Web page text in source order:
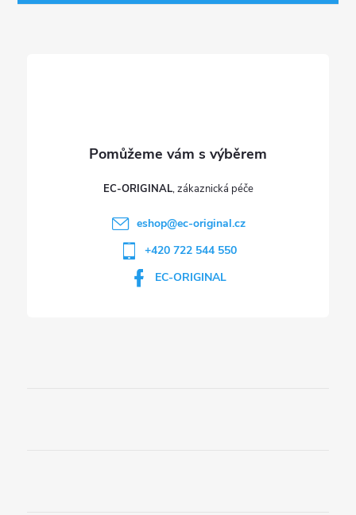
EC-ORIGINAL
eshop@ec-original.cz
+420 722 544 550
EC-ORIGINAL